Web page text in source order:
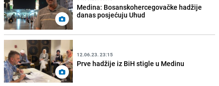
Medina: Bosanskohercegovačke hadžije
danas posjećuju Uhud
12.06.23. 23:15
Prve hadžije iz BiH stigle u Medinu